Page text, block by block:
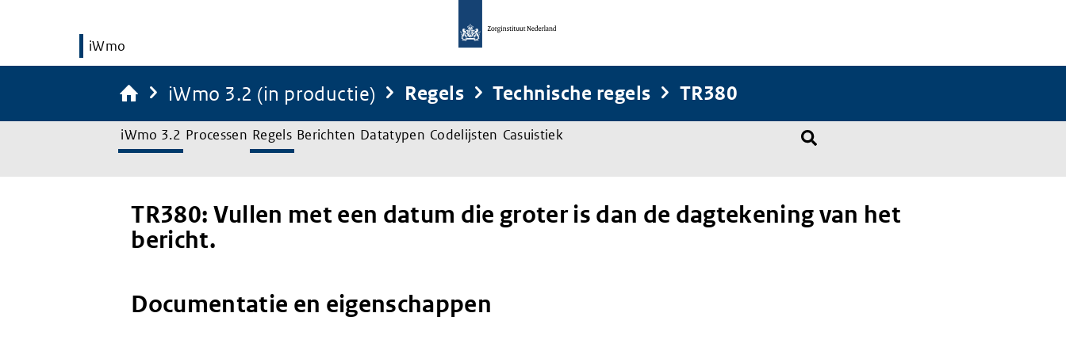
iWmo
iWmo 3.2 (in productie) Regels Technische regels TR380
iWmo 3.2 Processen Regels Berichten Datatypen Codelijsten Casuistiek
TR380: Vullen met een datum die groter is dan de dagtekening van het
bericht.
Documentatie en eigenschappen